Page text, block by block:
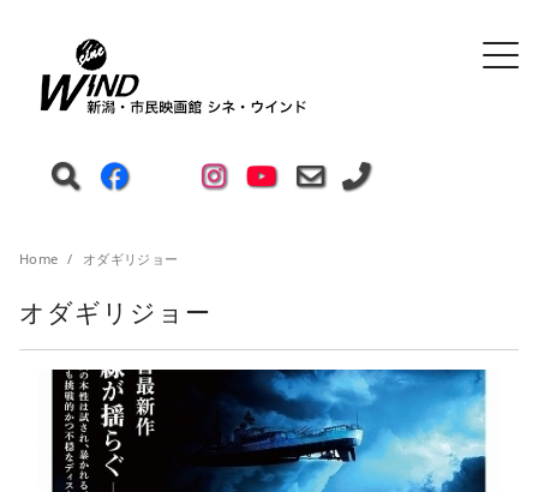
Home オダギリジョー
オダギリジョー